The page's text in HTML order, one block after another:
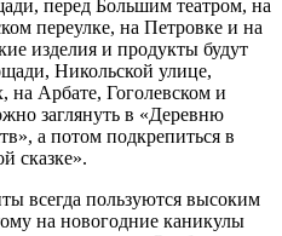
перед Большим театром, на
переулке, на Петровке и на
изделия и продукты будут
Никольской улице,
на Арбате, Гоголевском и
заглянуть в «Деревню
а потом подкрепиться в
сказке».
всегда пользуются высоким
на новогодние каникулы